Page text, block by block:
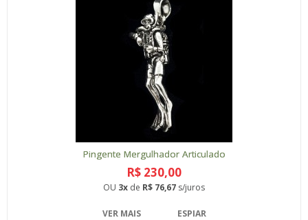
Pingente Mergulhador Articulado
R$ 230,00
OU 3x de R$ 76,67 s/juros
VER MAIS ESPIAR